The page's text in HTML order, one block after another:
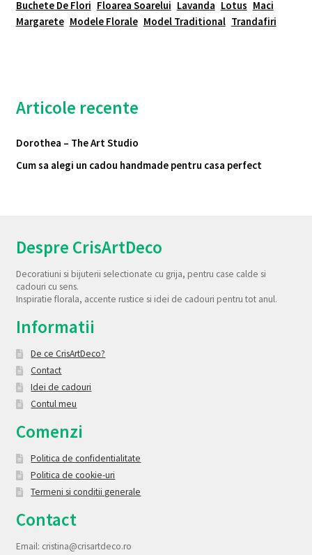
Buchete De Flori Floarea Soarelui Lavanda Lotus Maci
Margarete Modele Florale Model Traditional Trandafiri
Articole recente
Dorothea – The Art Studio
Cum sa alegi un cadou handmade pentru casa perfect
Despre CrisArtDeco
Decoratiuni si bijuterii selectionate cu grija, pentru case calde si
cadouri cu sens.
Inspiratie florala, accente rustice si idei de cadouri pentru tot anul.
Informatii
De ce CrisArtDeco?
Contact
Idei de cadouri
Contul meu
Comenzi
Politica de confidentialitate
Politica de cookie-uri
Termeni si conditii generale
Contact
Email: cristina@crisartdeco.ro